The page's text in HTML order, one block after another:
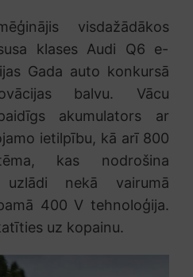
visdažādākos
klases Audi Q6 e-
Gada auto konkursā
balvu. Vācu
akumulators ar
ietilpību, kā arī 800
kas nodrošina
uzlādi nekā vairumā
400 V tehnoloģija.
uz kopainu.